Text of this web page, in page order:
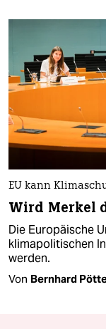
EU kann
Wird Merkel
Die Europäische
klimapolitischen
werden.
Von Bernhard